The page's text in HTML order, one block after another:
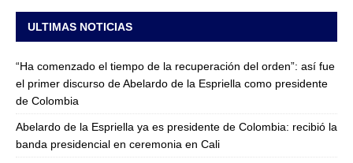
ULTIMAS NOTICIAS
“Ha comenzado el tiempo de la recuperación del orden”: así fue
el primer discurso de Abelardo de la Espriella como presidente
de Colombia
Abelardo de la Espriella ya es presidente de Colombia: recibió la
banda presidencial en ceremonia en Cali